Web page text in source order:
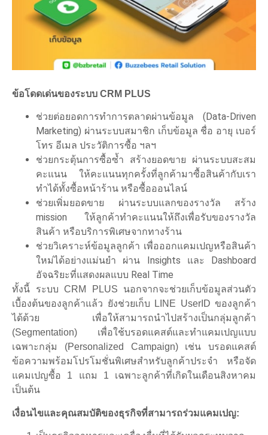
ข้อโดดเด่นของระบบ CRM PLUS
ช่วยต่อยอดการทำการตลาดผ่านข้อมูล (Data-Driven
Marketing) ผ่านระบบสมาชิก เก็บข้อมูล ชื่อ อายุ เบอร์
โทร อีเมล ประวัติการซื้อ ฯลฯ
ช่วยกระตุ้นการซื้อซ้ำ สร้างยอดขาย ผ่านระบบสะสม
คะแนน ให้คะแนนทุกครั้งที่ลูกค้ามาซื้อสินค้ากับเรา
ทำได้ทั้งซื้อหน้าร้าน หรือซื้อออนไลน์
ช่วยเพิ่มยอดขาย ผ่านระบบแลกของรางวัล สร้าง
mission ให้ลูกค้าทำคะแนนให้ถึงเพื่อรับของรางวัล
สินค้า หรือบริการพิเศษจากทางร้าน
ช่วยวิเคราะห์ข้อมูลลูกค้า เพื่อออกแคมเปญหรือสินค้า
ใหม่ได้อย่างแม่นยำ ผ่าน Insights และ Dashboard
อัจฉริยะที่แสดงผลแบบ Real Time
ทั้งนี้ ระบบ CRM PLUS นอกจากจะช่วยเก็บข้อมูลส่วนตัว
เบื้องต้นของลูกค้าแล้ว ยังช่วยเก็บ LINE UserID ของลูกค้า
ได้ด้วย เพื่อให้สามารถนำไปสร้างเป็นกลุ่มลูกค้า
(Segmentation) เพื่อใช้บรอดแคสต์และทำแคมเปญแบบ
เฉพาะกลุ่ม (Personalized Campaign) เช่น บรอดแคสต์
ข้อความพร้อมโปรโมชั่นพิเศษสำหรับลูกค้าประจำ หรือจัด
แคมเปญซื้อ 1 แถม 1 เฉพาะลูกค้าที่เกิดในเดือนสิงหาคม
เป็นต้น
เงื่อนไขและคุณสมบัติของธุรกิจที่สามารถร่วมแคมเปญ: